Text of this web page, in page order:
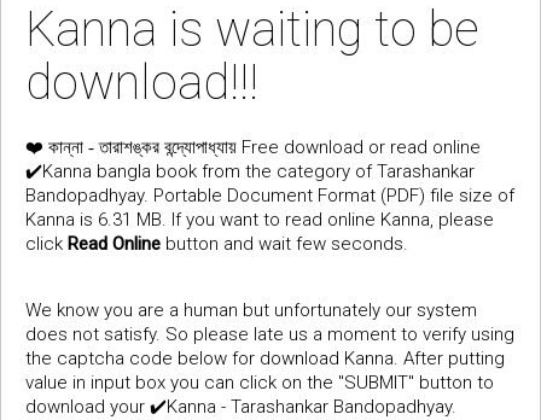
Kanna is waiting to be
download!!!
❤️ কান্না - তারাশঙ্কর বন্দ্যোপাধ্যায় Free download or read online
✔️Kanna bangla book from the category of Tarashankar
Bandopadhyay. Portable Document Format (PDF) file size of
Kanna is 6.31 MB. If you want to read online Kanna, please
click Read Online button and wait few seconds.
We know you are a human but unfortunately our system
does not satisfy. So please late us a moment to verify using
the captcha code below for download Kanna. After putting
value in input box you can click on the "SUBMIT" button to
download your ✔️Kanna - Tarashankar Bandopadhyay.